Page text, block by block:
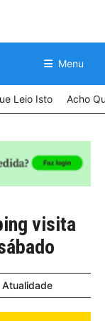
Menu
Leio Isto Acho
visita
Atualidade